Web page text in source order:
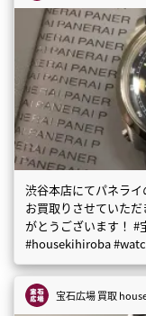
渋谷本店にてパネラ
お買取りさせていた
がとうございます！ #
#housekihiroba
宝石広場 買取